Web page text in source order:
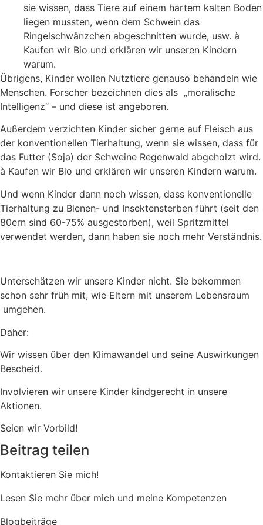
sie wissen, dass Tiere auf einem hartem kalten Boden
liegen mussten, wenn dem Schwein das
Ringelschwänzchen abgeschnitten wurde, usw. à
Kaufen wir Bio und erklären wir unseren Kindern
warum.
Übrigens, Kinder wollen Nutztiere genauso behandeln wie
Menschen. Forscher bezeichnen dies als „moralische
Intelligenz“ – und diese ist angeboren.
Außerdem verzichten Kinder sicher gerne auf Fleisch aus
der konventionellen Tierhaltung, wenn sie wissen, dass für
das Futter (Soja) der Schweine Regenwald abgeholzt wird.
à Kaufen wir Bio und erklären wir unseren Kindern warum.
Und wenn Kinder dann noch wissen, dass konventionelle
Tierhaltung zu Bienen- und Insektensterben führt (seit den
80ern sind 60-75% ausgestorben), weil Spritzmittel
verwendet werden, dann haben sie noch mehr Verständnis.
Unterschätzen wir unsere Kinder nicht. Sie bekommen
schon sehr früh mit, wie Eltern mit unserem Lebensraum
umgehen.
Daher:
Wir wissen über den Klimawandel und seine Auswirkungen
Bescheid.
Involvieren wir unsere Kinder kindgerecht in unsere
Aktionen.
Seien wir Vorbild!
Beitrag teilen
Kontaktieren Sie mich!
Lesen Sie mehr über mich und meine Kompetenzen
Blogbeiträge